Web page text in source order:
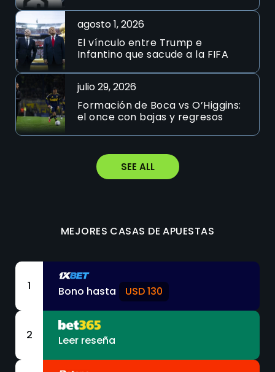
agosto 1, 2026
El vínculo entre Trump e
Infantino que sacude a la FIFA
julio 29, 2026
Formación de Boca vs O’Higgins:
el once con bajas y regresos
SEE ALL
MEJORES CASAS DE APUESTAS
1 Bono hasta USD 130
2 Leer reseña